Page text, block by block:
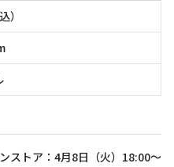
）
ストア：4月8日（火）18:00～